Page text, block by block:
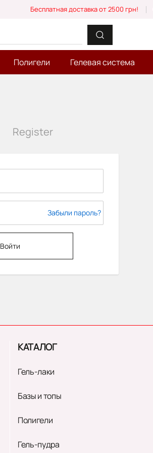
Бесплатная доставка от 2500 грн!
Полигели Гелевая система
Register
Забыли пароль?
Войти
КАТАЛОГ
Гель-лаки
Базы и топы
Полигели
Гель-пудра